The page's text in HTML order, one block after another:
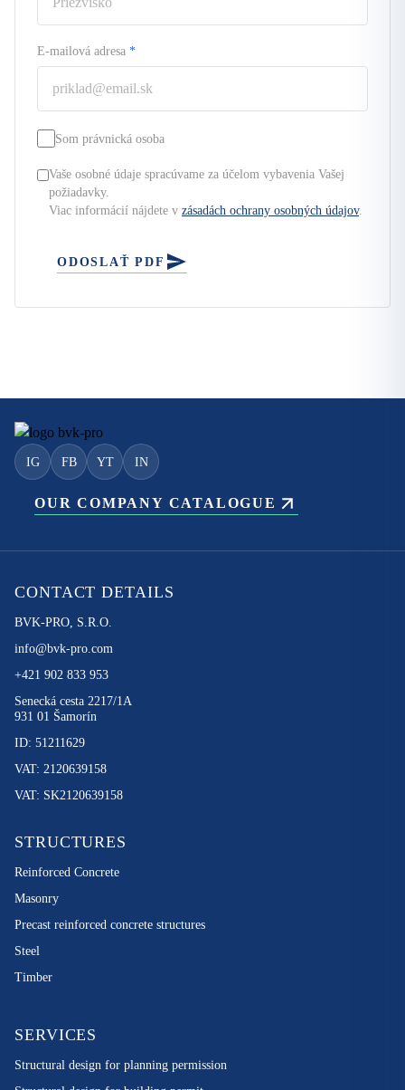
E-mailová adresa *
Som právnická osoba
Vaše osobné údaje spracúvame za účelom vybavenia Vašej
požiadavky.
Viac informácií nájdete v zásadách ochrany osobných údajov.
ODOSLAŤ PDF
IG FB YT IN
OUR COMPANY CATALOGUE
CONTACT DETAILS
BVK-PRO, S.R.O.
info@bvk-pro.com
+421 902 833 953
Senecká cesta 2217/1A
931 01 Šamorín
ID: 51211629
VAT: 2120639158
VAT: SK2120639158
STRUCTURES
Reinforced Concrete
Masonry
Precast reinforced concrete structures
Steel
Timber
SERVICES
Structural design for planning permission